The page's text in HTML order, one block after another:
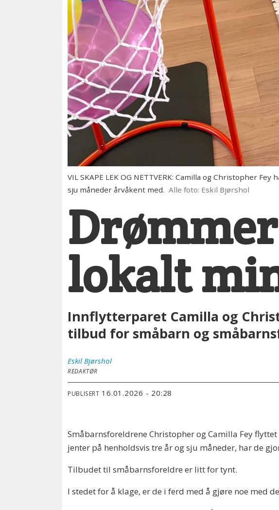
VIL SKAPE LEK OG NETTVERK: Camilla og Christopher
sju måneder årvåkent med. Alle foto: Eskil Bjørshol
lokalt
Innflytterparet Camilla og
tilbud for småbarn og
Eskil Bjørshol
REDAKTØR
PUBLISERT 16.01.2026 - 20:28
Småbarnsforeldrene Christopher og Camilla Fey
jenter på henholdsvis tre år og sju måneder, har de
Tilbudet til småbarnsforeldre er litt for tynt.
I stedet for å klage, er de i ferd med å gjøre noe med